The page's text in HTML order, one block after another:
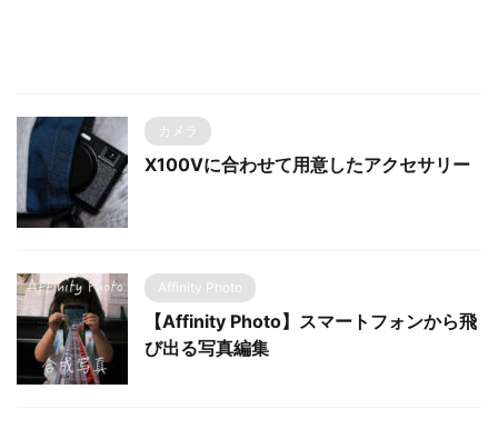
カメラ
X100Vに合わせて用意したアクセサリー
Affinity Photo
【Affinity Photo】スマートフォンから飛
び出る写真編集